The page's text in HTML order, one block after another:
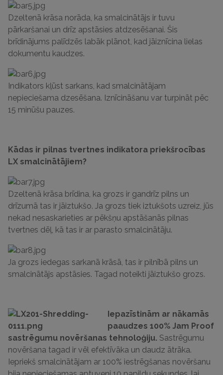
Dzeltenā krāsa norāda, ka smalcinātājs ir tuvu
pārkaršanai un drīz apstāsies atdzesēšanai. Šis
brīdinājums palīdzēs labāk plānot, kad jāiznīcina lielas
dokumentu kaudzes.
Indikators kļūst sarkans, kad smalcinātājam
nepieciešama dzesēšana. Iznīcināšanu var turpināt pēc
15 minūšu pauzes.
Kādas ir pilnas tvertnes indikatora priekšrocības
LX smalcinātājiem?
Dzeltenā krāsa brīdina, ka grozs ir gandrīz pilns un
drīzumā tas ir jāiztukšo. Ja grozs tiek iztukšots uzreiz, jūs
nekad nesaskarieties ar pēkšņu apstāšanās pilnas
tvertnes dēļ, kā tas ir ar parasto smalcinātāju.
Ja grozs iedegas sarkanā krāsā, tas ir pilnībā pilns un
smalcinātājs apstāsies. Tagad noteikti jāiztukšo grozs.
Iepazīstinām ar nākamās
paaudzes 100% Jam Proof
sastrēgumu novēršanas tehnoloģiju. Sastrēgumu
novēršana tagad ir vēl efektīvāka un daudz ātrāka.
Iepriekš smalcinātājam ar 100% iestrēgšanas novēršanu